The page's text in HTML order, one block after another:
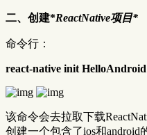
二、创建*ReactNative项目*
命令行：
react-native init HelloAndroid
该命令会去拉取下载
创建一个包含了ios和android